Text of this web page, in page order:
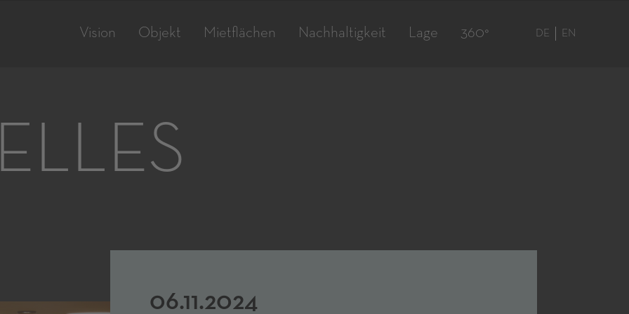
Vision Objekt Mietflächen Nachhaltigkeit Lage 360° DE EN
06.11.2024